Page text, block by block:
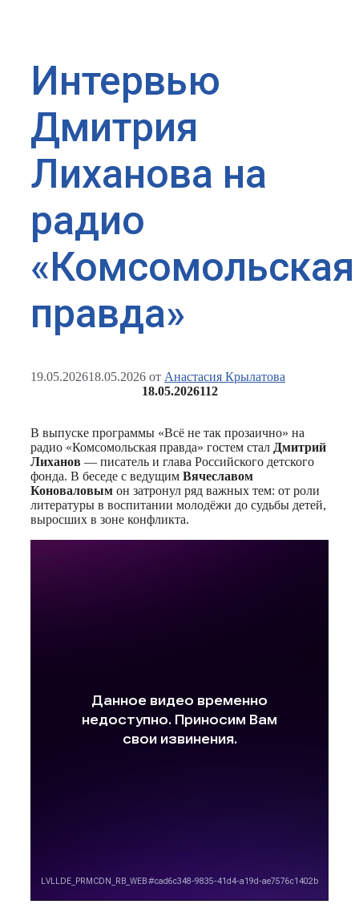
Интервью
Дмитрия
Лиханова на
радио
«Комсомольская
правда»
19.05.202618.05.2026 от Анастасия Крылатова
18.05.2026112
В выпуске программы «Всё не так прозаично» на
радио «Комсомольская правда» гостем стал Дмитрий
Лиханов — писатель и глава Российского детского
фонда. В беседе с ведущим Вячеславом
Коноваловым он затронул ряд важных тем: от роли
литературы в воспитании молодёжи до судьбы детей,
выросших в зоне конфликта.